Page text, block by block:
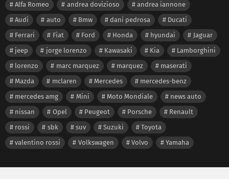
Alfa Romeo andrea dovizioso
andrea iannone
Audi
auto Bmw dani pedrosa
Ducati
Ferrari
Fiat Ford Honda hyundai
Jaguar
jeep
jorge lorenzo Kawasaki Kia
Lamborghini
lorenzo
marc marquez marquez
maserati
Mazda
mclaren Mercedes
mercedes-benz
mercedes amg
Mini Moto Mondiale
news auto
nissan
Opel Peugeot Porsche
Renault
rossi
sbk suv Suzuki
Toyota
valentino rossi
Volkswagen Volvo Yamaha